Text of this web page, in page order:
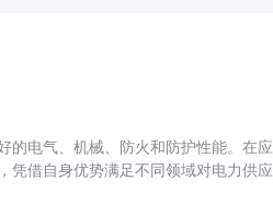
的电气、机械、防火和防护性能。在应
凭借自身优势满足不同领域对电力供应